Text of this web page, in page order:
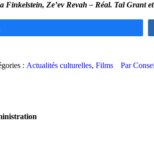
Ze’ev Revah – Réal. Tal Grant
: Actualités culturelles, Films Par